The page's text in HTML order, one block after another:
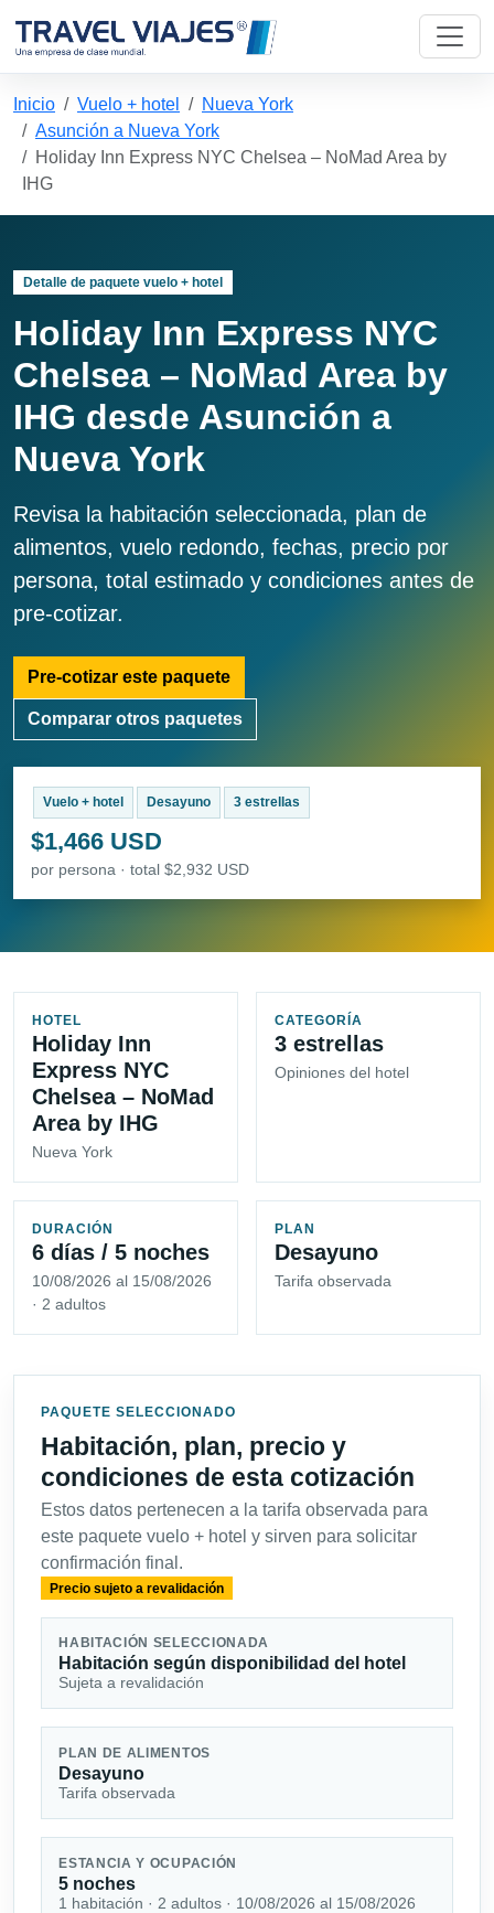
Inicio Vuelo + hotel
Nueva York
Asunción a Nueva York
Holiday Inn Express NYC Chelsea – NoMad Area by
IHG
Detalle de paquete vuelo + hotel
Holiday Inn Express NYC
Chelsea – NoMad Area by
IHG desde Asunción a
Nueva York
Revisa la habitación seleccionada, plan de
alimentos, vuelo redondo, fechas, precio por
persona, total estimado y condiciones antes de
pre-cotizar.
Pre-cotizar este paquete
Comparar otros paquetes
Vuelo + hotel Desayuno 3 estrellas
$1,466 USD
por persona · total $2,932 USD
HOTEL
Holiday Inn
Express NYC
Chelsea – NoMad
Area by IHG
Nueva York
CATEGORÍA
3 estrellas
Opiniones del hotel
DURACIÓN
6 días / 5 noches
10/08/2026 al 15/08/2026
· 2 adultos
PLAN
Desayuno
Tarifa observada
PAQUETE SELECCIONADO
Habitación, plan, precio y
condiciones de esta cotización
Estos datos pertenecen a la tarifa observada para
este paquete vuelo + hotel y sirven para solicitar
confirmación final.
Precio sujeto a revalidación
HABITACIÓN SELECCIONADA
Habitación según disponibilidad del hotel
Sujeta a revalidación
PLAN DE ALIMENTOS
Desayuno
Tarifa observada
ESTANCIA Y OCUPACIÓN
5 noches
1 habitación · 2 adultos · 10/08/2026 al 15/08/2026